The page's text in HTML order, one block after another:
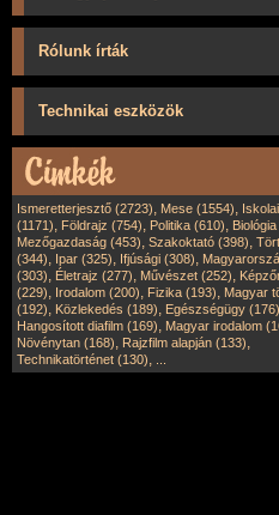
Rólunk írták
Technikai eszközök
Ismeretterjesztő (2723), Mese (1554),
(1171), Földrajz (754), Politika (610),
Mezőgazdaság (453), Szakoktató (398),
(344), Ipar (325), Ifjúsági (308),
(303), Életrajz (277), Művészet (252),
(229), Irodalom (200), Fizika (193), Magyar
(192), Közlekedés (189), Egészségügy (176)
Hangosított diafilm (169), Magyar irodalom
Növénytan (168), Rajzfilm alapján (133),
Technikatörténet (130),